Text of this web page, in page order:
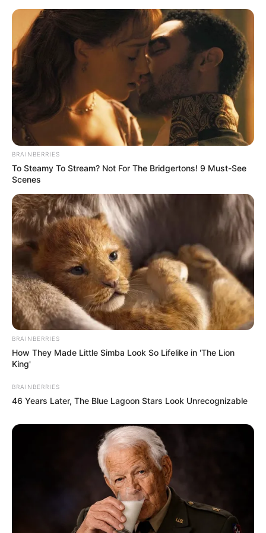
Quarté Quinté du jour, soit des chevaux parmi les
plus cités de la presse du Turf d’où on l’espère une
véritable base fiable et logique.
Pronostic Quinté en 6 chevaux
14 ROSETTA STONE
BRAINBERRIES
To Steamy To Stream? Not For The Bridgertons! 9 Must-See
Scenes
BRAINBERRIES
How They Made Little Simba Look So Lifelike in 'The Lion
King'
BRAINBERRIES
46 Years Later, The Blue Lagoon Stars Look Unrecognizable